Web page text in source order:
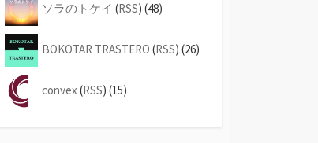
ソラのトケイ (RSS) (48)
BOKOTAR TRASTERO (RSS) (26)
convex(RSS) (15)